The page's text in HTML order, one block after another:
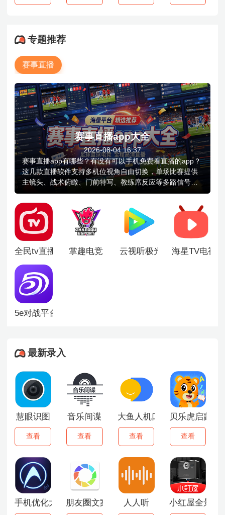
专题推荐
赛事直播
赛事直播app大全
2026-08-04 16:37
赛事直播app有哪些？有没有可以手机免费看直播的app？
这几款直播软件支持多机位视角自由切换，单场比赛提供
主镜头、战术俯瞰、门前特写、教练席反应等多路信号，
更有画中画模式并行浏览数据面板。AI智能高光剪辑，赛
后自动生成5分钟精华集锦，覆盖所有进球、争议判罚与关
键扑救，AI识别情绪峰值片段并标注时间轴。实时的数据
可视化看板，直播过程中动态呈现控球率、射门次数、传
球成功率、球员跑动热图等维度，轻松自定义筛选比赛阶
段。
全民tv直播平台掌趣电竞 云视听极光TV版海星TV电视版
5e对战平台手机版
最新录入
慧眼识图
查看
音乐间谍
查看
大鱼人机口语
查看
贝乐虎启蒙
查看
手机优化大师 朋友圈文案助手人人听 小红屋全景相